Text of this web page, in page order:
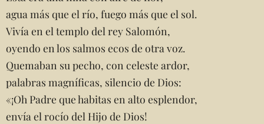
agua más que el río, fuego más que el sol.
Vivía en el templo del rey Salomón,
oyendo en los salmos ecos de otra voz.
Quemaban su pecho, con celeste ardor,
palabras magníficas, silencio de Dios:
«¡Oh Padre que habitas en alto esplendor,
envía el rocío del Hijo de Dios!